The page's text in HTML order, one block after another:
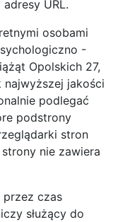
URL.
osobami
-
Opolskich 27,
najwyższej jakości
podlegać
podstrony
stron
nie zawiera
przez czas
służący do